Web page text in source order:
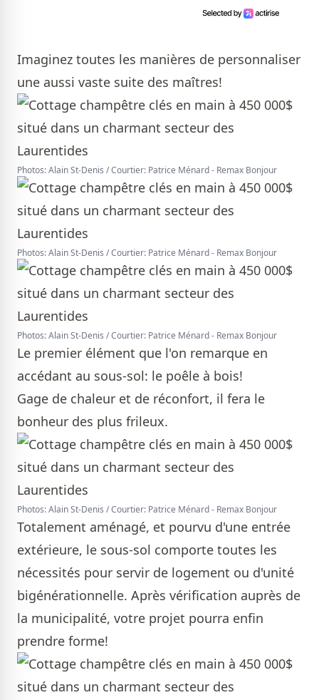
Imaginez toutes les manières de personnaliser
une aussi vaste suite des maîtres!
Photos: Alain St-Denis / Courtier: Patrice Ménard - Remax Bonjour
Photos: Alain St-Denis / Courtier: Patrice Ménard - Remax Bonjour
Photos: Alain St-Denis / Courtier: Patrice Ménard - Remax Bonjour
Le premier élément que l'on remarque en
accédant au sous-sol: le poêle à bois!
Gage de chaleur et de réconfort, il fera le
bonheur des plus frileux.
Photos: Alain St-Denis / Courtier: Patrice Ménard - Remax Bonjour
Totalement aménagé, et pourvu d'une entrée
extérieure, le sous-sol comporte toutes les
nécessités pour servir de logement ou d'unité
bigénérationnelle. Après vérification auprès de
la municipalité, votre projet pourra enfin
prendre forme!